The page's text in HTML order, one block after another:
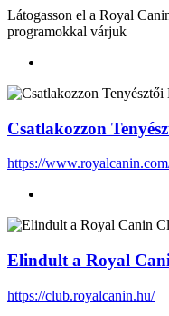
Látogasson el a Royal
programokkal várjuk
Csatlakozzon
https://
Elindult a Royal
https://club.royalcanin.hu/